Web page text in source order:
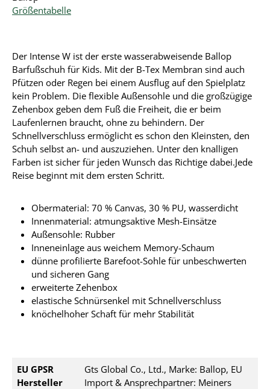
Größentabelle
Der Intense W ist der erste wasserabweisende Ballop
Barfußschuh für Kids. Mit der B-Tex Membran sind auch
Pfützen oder Regen bei einem Ausflug auf den Spielplatz
kein Problem. Die flexible Außensohle und die großzügige
Zehenbox geben dem Fuß die Freiheit, die er beim
Laufenlernen braucht, ohne zu behindern. Der
Schnellverschluss ermöglicht es schon den Kleinsten, den
Schuh selbst an- und auszuziehen. Unter den knalligen
Farben ist sicher für jeden Wunsch das Richtige dabei.Jede
Reise beginnt mit dem ersten Schritt.
Obermaterial: 70 % Canvas, 30 % PU, wasserdicht
Innenmaterial: atmungsaktive Mesh-Einsätze
Außensohle: Rubber
Inneneinlage aus weichem Memory-Schaum
dünne profilierte Barefoot-Sohle für unbeschwerten
und sicheren Gang
erweiterte Zehenbox
elastische Schnürsenkel mit Schnellverschluss
knöchelhoher Schaft für mehr Stabilität
EU GPSR
Hersteller
Gts Global Co., Ltd., Marke: Ballop, EU
Import & Ansprechpartner: Meiners